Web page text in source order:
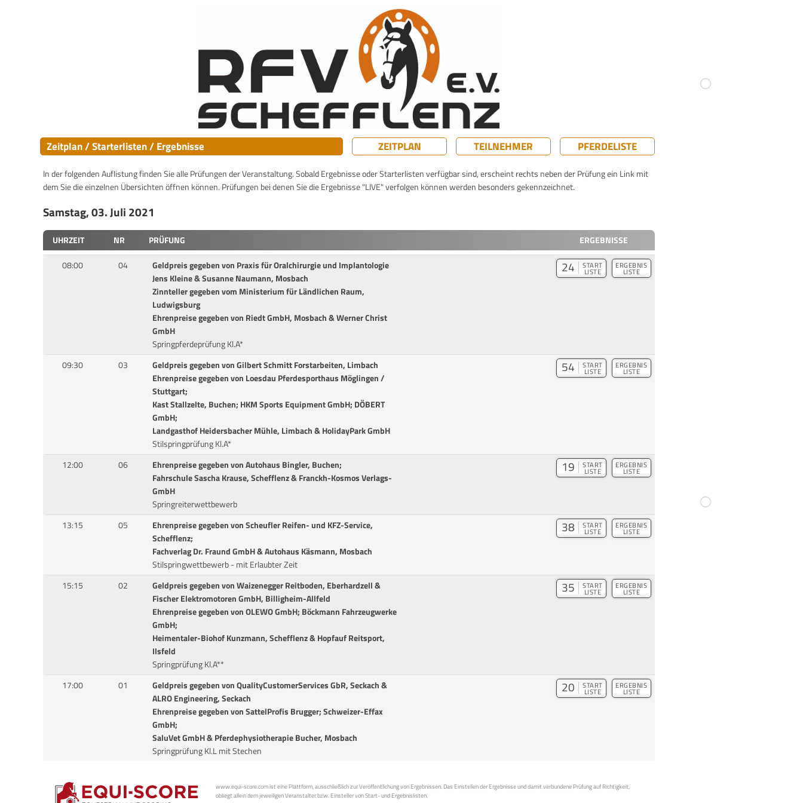
Zeitplan / Starterlisten / Ergebnisse ZEITPLAN TEILNEHMER PFERDELISTE
In der folgenden Auflistung finden Sie alle Prüfungen der Veranstaltung. Sobald Ergebnisse oder Starterlisten verfügbar sind, erscheint rechts neben der Prüfung ein Link mit
dem Sie die einzelnen Übersichten öffnen können. Prüfungen bei denen Sie die Ergebnisse "LIVE" verfolgen können werden besonders gekennzeichnet.
Samstag, 03. Juli 2021
UHRZEIT NR PRÜFUNG
ERGEBNISSE
08:00
04
Geldpreis gegeben von Praxis für Oralchirurgie und Implantologie
Jens Kleine & Susanne Naumann, Mosbach
Zinnteller gegeben vom Ministerium für Ländlichen Raum,
Ludwigsburg
Ehrenpreise gegeben von Riedt GmbH, Mosbach & Werner Christ
GmbH
Springpferdeprüfung Kl.A*
24 START
LISTE
ERGEBNIS
LISTE
09:30 03
Geldpreis gegeben von Gilbert Schmitt Forstarbeiten, Limbach
Ehrenpreise gegeben von Loesdau Pferdesporthaus Möglingen /
Stuttgart;
Kast Stallzelte, Buchen; HKM Sports Equipment GmbH; DÖBERT
GmbH;
Landgasthof Heidersbacher Mühle, Limbach & HolidayPark GmbH
Stilspringprüfung Kl.A*
54 START
LISTE
ERGEBNIS
LISTE
12:00 06
Ehrenpreise gegeben von Autohaus Bingler, Buchen;
Fahrschule Sascha Krause, Schefflenz & Franckh-Kosmos Verlags-
GmbH
Springreiterwettbewerb
19 START
LISTE
ERGEBNIS
LISTE
13:15 05
Ehrenpreise gegeben von Scheufler Reifen- und KFZ-Service,
Schefflenz;
Fachverlag Dr. Fraund GmbH & Autohaus Käsmann, Mosbach
Stilspringwettbewerb - mit Erlaubter Zeit
38 START
LISTE
ERGEBNIS
LISTE
15:15 02
Geldpreis gegeben von Waizenegger Reitboden, Eberhardzell &
Fischer Elektromotoren GmbH, Billigheim-Allfeld
Ehrenpreise gegeben von OLEWO GmbH; Böckmann Fahrzeugwerke
GmbH;
Heimentaler-Biohof Kunzmann, Schefflenz & Hopfauf Reitsport,
Ilsfeld
Springprüfung Kl.A**
35 START
LISTE
ERGEBNIS
LISTE
17:00 01
Geldpreis gegeben von QualityCustomerServices GbR, Seckach &
ALRO Engineering, Seckach
Ehrenpreise gegeben von SattelProfis Brugger; Schweizer-Effax
GmbH;
SaluVet GmbH & Pferdephysiotherapie Bucher, Mosbach
Springprüfung Kl.L mit Stechen
20 START
LISTE
ERGEBNIS
LISTE
www.equi-score.com ist eine Plattform, ausschließlich zur Veröffentlichung von Ergebnissen. Das Einstellen der Ergebnisse und damit verbundene Prüfung auf Richtigkeit,
obliegt allein dem jeweiligen Veranstalter bzw. Einsteller von Start- und Ergebnislisten.